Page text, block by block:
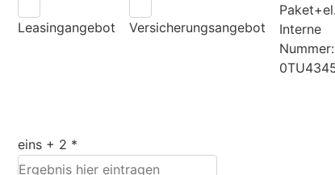
Leasingangebot Versicherungsangebot
Interne
Nummer:
eins + 2 *